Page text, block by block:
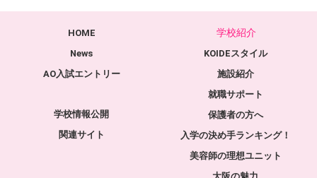
HOME
News
AO入試エントリー
学校情報公開
関連サイト
学校紹介
KOIDEスタイル
施設紹介
就職サポート
保護者の方へ
入学の決め手ランキング！
美容師の理想ユニット
大阪の魅力